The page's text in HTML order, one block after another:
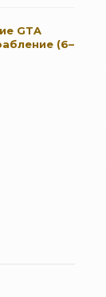
GTA
(6–